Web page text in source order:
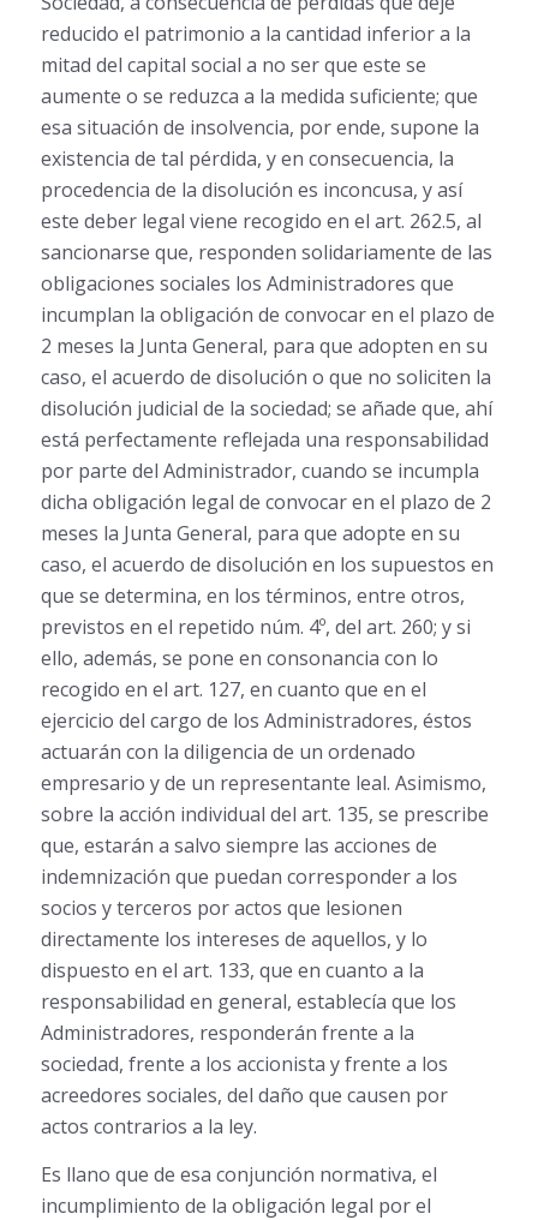
reducido el patrimonio a la cantidad inferior a la
mitad del capital social a no ser que este se
aumente o se reduzca a la medida suficiente; que
esa situación de insolvencia, por ende, supone la
existencia de tal pérdida, y en consecuencia, la
procedencia de la disolución es inconcusa, y así
este deber legal viene recogido en el art. 262.5, al
sancionarse que, responden solidariamente de las
obligaciones sociales los Administradores que
incumplan la obligación de convocar en el plazo de
2 meses la Junta General, para que adopten en su
caso, el acuerdo de disolución o que no soliciten la
disolución judicial de la sociedad; se añade que, ahí
está perfectamente reflejada una responsabilidad
por parte del Administrador, cuando se incumpla
dicha obligación legal de convocar en el plazo de 2
meses la Junta General, para que adopte en su
caso, el acuerdo de disolución en los supuestos en
que se determina, en los términos, entre otros,
previstos en el repetido núm. 4º, del art. 260; y si
ello, además, se pone en consonancia con lo
recogido en el art. 127, en cuanto que en el
ejercicio del cargo de los Administradores, éstos
actuarán con la diligencia de un ordenado
empresario y de un representante leal. Asimismo,
sobre la acción individual del art. 135, se prescribe
que, estarán a salvo siempre las acciones de
indemnización que puedan corresponder a los
socios y terceros por actos que lesionen
directamente los intereses de aquellos, y lo
dispuesto en el art. 133, que en cuanto a la
responsabilidad en general, establecía que los
Administradores, responderán frente a la
sociedad, frente a los accionista y frente a los
acreedores sociales, del daño que causen por
actos contrarios a la ley.
Es llano que de esa conjunción normativa, el
incumplimiento de la obligación legal por el